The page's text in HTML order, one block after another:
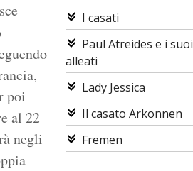
I casati
Paul Atreides e i suoi
alleati
Lady Jessica
Il casato Arkonnen
Fremen
poi
al 22
negli